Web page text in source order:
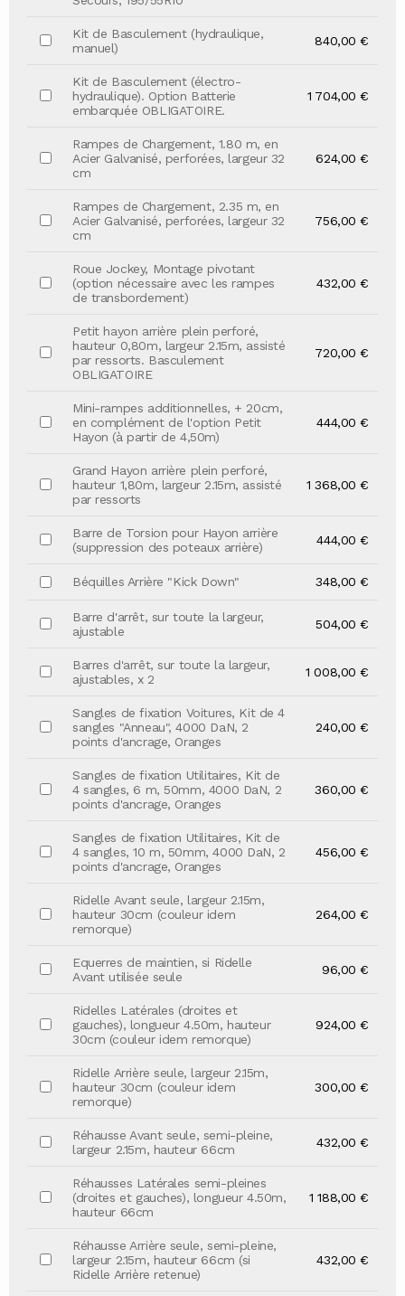
Kit de Basculement (hydraulique,
manuel)
840,00 €
Kit de Basculement (électro-
hydraulique). Option Batterie
embarquée OBLIGATOIRE.
1 704,00 €
Rampes de Chargement, 1.80 m, en
Acier Galvanisé, perforées, largeur 32
cm
624,00 €
Rampes de Chargement, 2.35 m, en
Acier Galvanisé, perforées, largeur 32
cm
756,00 €
Roue Jockey, Montage pivotant
(option nécessaire avec les rampes
de transbordement)
432,00 €
Petit hayon arrière plein perforé,
hauteur 0,80m, largeur 2.15m, assisté
par ressorts. Basculement
OBLIGATOIRE
720,00 €
Mini-rampes additionnelles, + 20cm,
en complément de l'option Petit
Hayon (à partir de 4,50m)
444,00 €
Grand Hayon arrière plein perforé,
hauteur 1,80m, largeur 2.15m, assisté
par ressorts
1 368,00 €
Barre de Torsion pour Hayon arrière
(suppression des poteaux arrière)
444,00 €
Béquilles Arrière "Kick Down" 348,00 €
Barre d'arrêt, sur toute la largeur,
ajustable
504,00 €
Barres d'arrêt, sur toute la largeur,
ajustables, x 2
1 008,00 €
Sangles de fixation Voitures, Kit de 4
sangles "Anneau", 4000 DaN, 2
points d'ancrage, Oranges
240,00 €
Sangles de fixation Utilitaires, Kit de
4 sangles, 6 m, 50mm, 4000 DaN, 2
points d'ancrage, Oranges
360,00 €
Sangles de fixation Utilitaires, Kit de
4 sangles, 10 m, 50mm, 4000 DaN, 2
points d'ancrage, Oranges
456,00 €
Ridelle Avant seule, largeur 2.15m,
hauteur 30cm (couleur idem
remorque)
264,00 €
Equerres de maintien, si Ridelle
Avant utilisée seule
96,00 €
Ridelles Latérales (droites et
gauches), longueur 4.50m, hauteur
30cm (couleur idem remorque)
924,00 €
Ridelle Arrière seule, largeur 2.15m,
hauteur 30cm (couleur idem
remorque)
300,00 €
Réhausse Avant seule, semi-pleine,
largeur 2.15m, hauteur 66cm
432,00 €
Réhausses Latérales semi-pleines
(droites et gauches), longueur 4.50m,
hauteur 66cm
1 188,00 €
Réhausse Arrière seule, semi-pleine,
largeur 2.15m, hauteur 66cm (si
Ridelle Arrière retenue)
432,00 €